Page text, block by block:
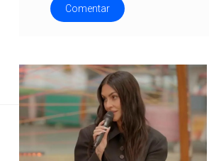
Deolane Bezerra voltou ao
Comentar